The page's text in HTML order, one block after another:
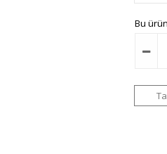
Sipariş
İndirimli
Bu